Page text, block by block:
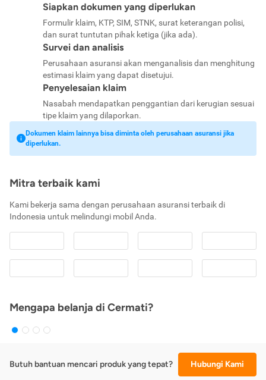
Siapkan dokumen yang diperlukan
Formulir klaim, KTP, SIM, STNK, surat keterangan polisi,
dan surat tuntutan pihak ketiga (jika ada).
Survei dan analisis
Perusahaan asuransi akan menganalisis dan menghitung
estimasi klaim yang dapat disetujui.
Penyelesaian klaim
Nasabah mendapatkan penggantian dari kerugian sesuai
tipe klaim yang dilaporkan.
Dokumen klaim lainnya bisa diminta oleh perusahaan asuransi jika
diperlukan.
Mitra terbaik kami
Kami bekerja sama dengan perusahaan asuransi terbaik di
Indonesia untuk melindungi mobil Anda.
Mengapa belanja di Cermati?
Butuh bantuan mencari produk yang tepat? Hubungi Kami